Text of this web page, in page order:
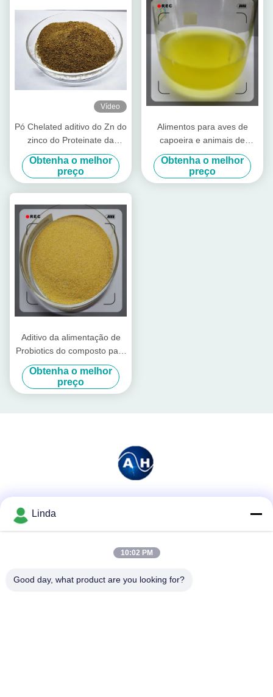
Vídeo
Pó Chelated aditivo do Zn do
zinco do Proteinate da
alimentação com proteína
bruta para o moinho de
alimentação
Obtenha o melhor
preço
Alimentos para aves de
capoeira e animais de
criação com aminoácidos
altamente concentrados
Obtenha o melhor
preço
Aditivo da alimentação de
Probiotics do composto para
rebanhos animais e aves
domésticas
Obtenha o melhor
preço
Linda
10:02 PM
Good day, what product are you looking for?